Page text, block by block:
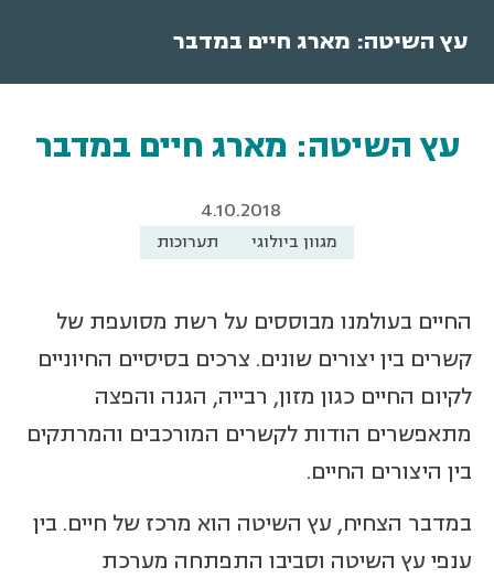
עץ השיטה: מארג חיים במדבר
עץ השיטה: מארג חיים במדבר
4.10.2018
מגוון ביולוגי תערוכות
החיים בעולמנו מבוססים על רשת מסועפת של
קשרים בין יצורים שונים. צרכים בסיסיים החיוניים
לקיום החיים כגון מזון, רבייה, הגנה והפצה
מתאפשרים הודות לקשרים המורכבים והמרתקים
בין היצורים החיים.
במדבר הצחיח, עץ השיטה הוא מרכז של חיים. בין
ענפי עץ השיטה וסביבו התפתחה מערכת